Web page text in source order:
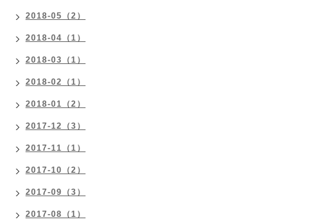
2018-05（2）
2018-04（1）
2018-03（1）
2018-02（1）
2018-01（2）
2017-12（3）
2017-11（1）
2017-10（2）
2017-09（3）
2017-08（1）